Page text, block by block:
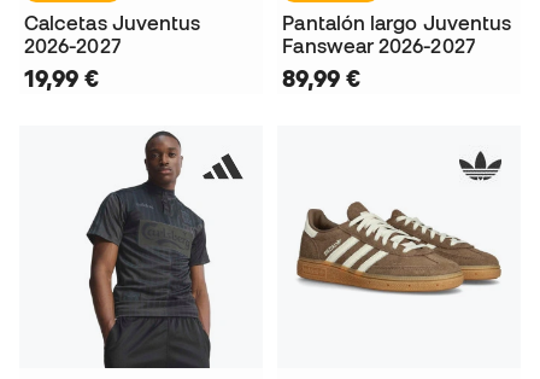
Calcetas Juventus
2026-2027
19,99 €
Pantalón largo Juventus
Fanswear 2026-2027
89,99 €